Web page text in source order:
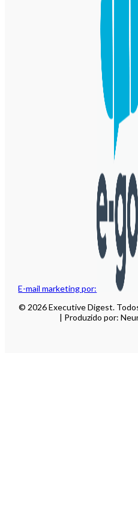
E-mail marketing por:
© 2026 Executive Digest.
| Produzido por: